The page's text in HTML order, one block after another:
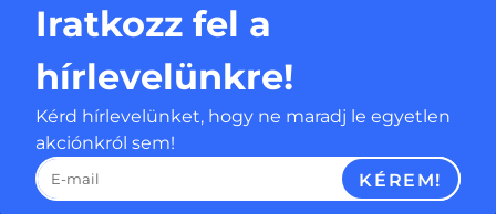
Iratkozz fel a
hírlevelünkre!
Kérd hírlevelünket, hogy ne maradj le egyetlen
akciónkról sem!
KÉREM!